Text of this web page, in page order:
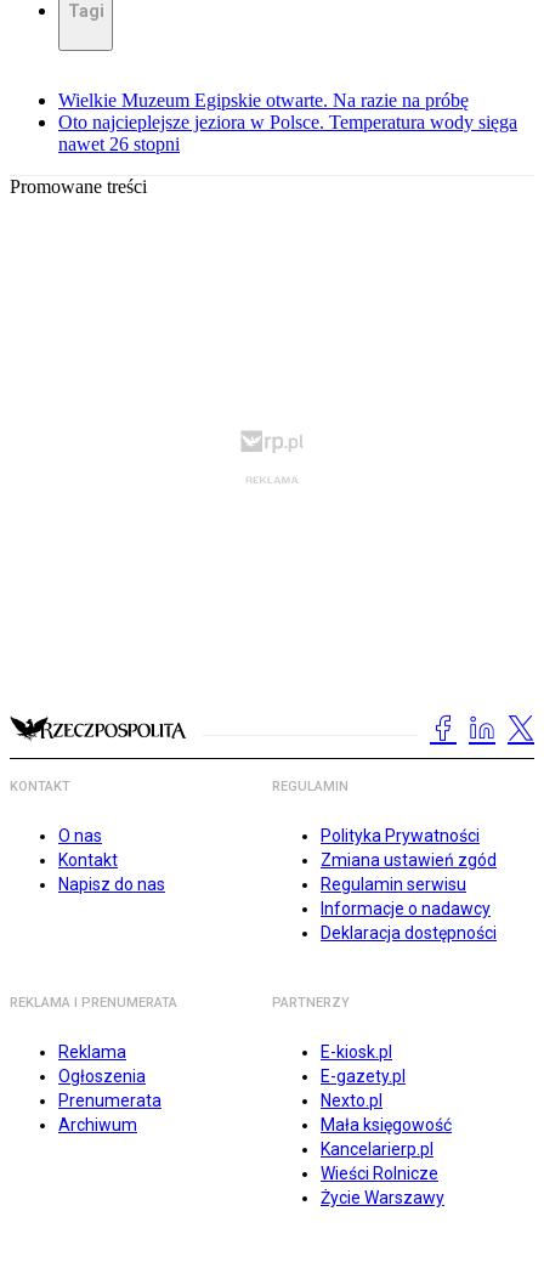
Tagi
Wielkie Muzeum Egipskie otwarte. Na razie na próbę
Oto najcieplejsze jeziora w Polsce. Temperatura wody sięga
nawet 26 stopni
Promowane treści
KONTAKT
O nas
Kontakt
Napisz do nas
REGULAMIN
Polityka Prywatności
Zmiana ustawień zgód
Regulamin serwisu
Informacje o nadawcy
Deklaracja dostępności
REKLAMA I PRENUMERATA
Reklama
Ogłoszenia
Prenumerata
Archiwum
PARTNERZY
E-kiosk.pl
E-gazety.pl
Nexto.pl
Mała księgowość
Kancelarierp.pl
Wieści Rolnicze
Życie Warszawy